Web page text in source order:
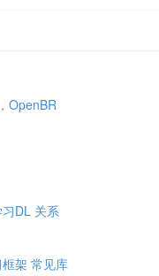
OpenBR
习DL 关系
架 常见库